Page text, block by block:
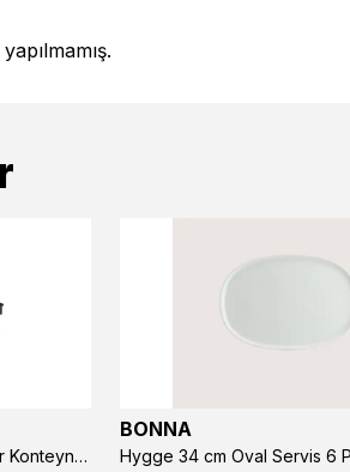
optimus mutfak supermıkser Bar Konteyner 6'lı 50×16×9 cm Kapaklı Polikarbon Organizer Bar & Kafe
BONNA
Hygge 34 cm Oval Servis 6